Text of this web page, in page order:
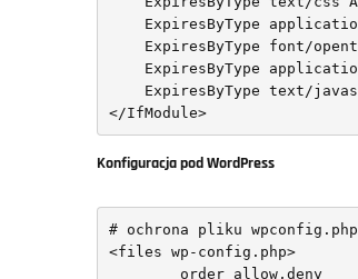
</IfModule>
Konfiguracja pod WordPress
# ochrona pliku wpconfig.php
<files wp-config.php>